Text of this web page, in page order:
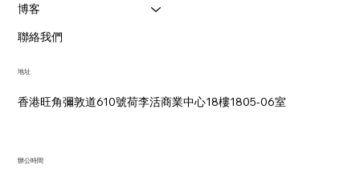
博客
聯絡我們
地址
香港旺角彌敦道610號荷李活商業中心18樓1805-06室
辦公時間